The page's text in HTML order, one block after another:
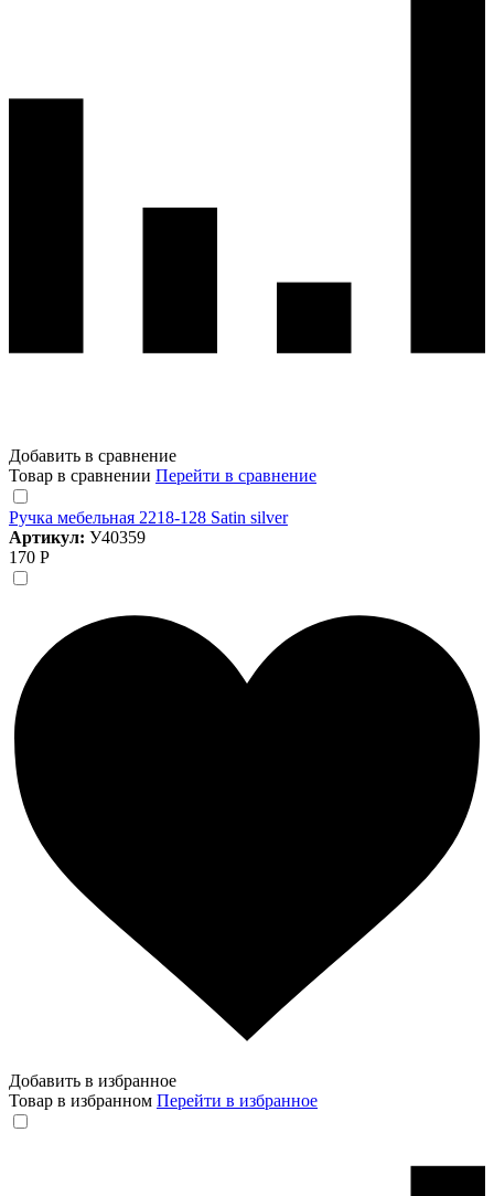
Добавить в сравнение
Товар в сравнении Перейти в сравнение
Ручка мебельная 2218-128 Satin silver
Артикул: У40359
170 Р
Добавить в избранное
Товар в избранном Перейти в избранное